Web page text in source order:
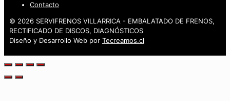
Contacto
© 2026 SERVIFRENOS VILLARRICA - EMBALATADO DE FRENOS,
RECTIFICADO DE DISCOS, DIAGNÓSTICOS
Diseño y Desarrollo Web por Tecreamos.cl